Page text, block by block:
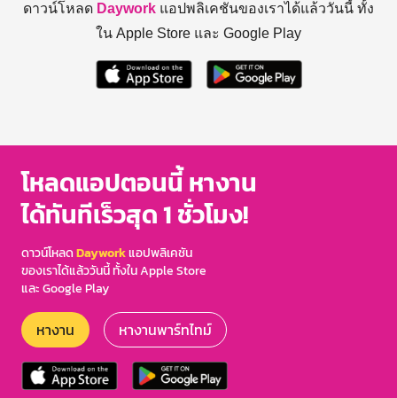
ดาวน์โหลด Daywork แอปพลิเคชันของเราได้แล้ววันนี้ ทั้ง
ใน Apple Store และ Google Play
โหลดแอปตอนนี้ หางาน
ได้ทันทีเร็วสุด 1 ชั่วโมง!
ดาวน์โหลดDayworkแอปพลิเคชัน
ของเราได้แล้ววันนี้ ทั้งใน Apple Store
และ Google Play
หางาน หางานพาร์ทไทม์